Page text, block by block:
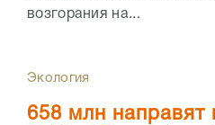
возгорания на...
Экология
658 млн направят